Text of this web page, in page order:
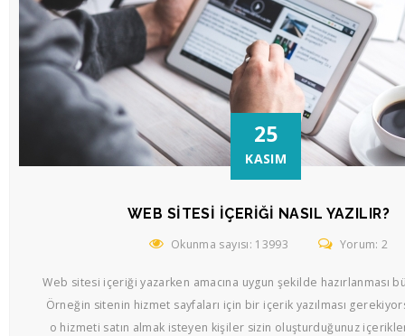
25
KASIM
WEB SITESI İÇERIĞI NASIL YAZILIR?
Okunma sayısı: 13993 Yorum: 2
Web sitesi içeriği yazarken amacına uygun şekilde hazırlanması
Örneğin sitenin hizmet sayfaları için bir içerik yazılması
o hizmeti satın almak isteyen kişiler sizin oluşturduğunuz